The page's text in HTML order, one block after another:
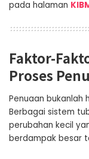
pada halaman
Faktor-
Proses
Penuaan bukanlah
Berbagai sistem
perubahan kecil
berdampak besar